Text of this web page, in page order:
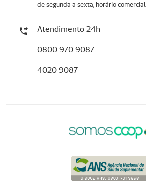
de segunda a sexta, horário comercial
Atendimento 24h
0800 970 9087
4020 9087